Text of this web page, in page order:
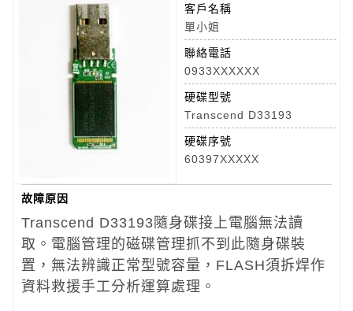
客戶名稱
單小姐
聯絡電話
0933XXXXXX
硬碟型號
Transcend D33193
硬碟序號
60397XXXXX
故障原因
Transcend D33193隨身碟接上電腦無法讀
取。電腦管理的磁碟管理抓不到此隨身碟裝
置，無法辨識正常型號容量，FLASH須拆焊作
資料救援手工分析運算處理。